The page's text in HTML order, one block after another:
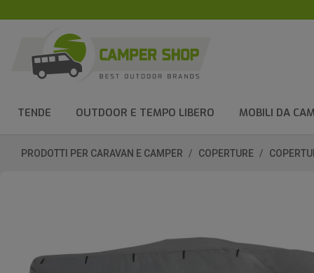
TENDE OUTDOOR E TEMPO LIBERO MOBILI DA
PRODOTTI PER CARAVAN E CAMPER COPERTURE